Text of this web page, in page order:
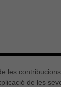
les
de les